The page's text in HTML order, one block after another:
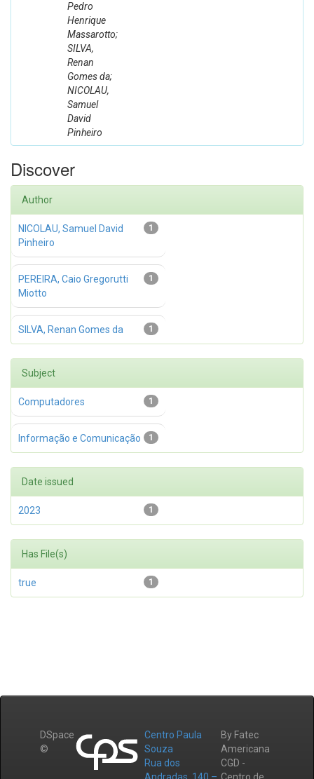
Pedro
Henrique
Massarotto;
SILVA,
Renan
Gomes da;
NICOLAU,
Samuel
David
Pinheiro
Discover
Author
1
NICOLAU, Samuel David
Pinheiro
1
PEREIRA, Caio Gregorutti
Miotto
1
SILVA, Renan Gomes da
Subject
1
Computadores
1
Informação e Comunicação
Date issued
1
2023
Has File(s)
1
true
DSpace
©
Centro Paula
Souza
Rua dos
By Fatec
Americana
CGD -